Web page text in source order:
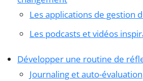
Les applications de gestion
Les podcasts et vidéos
Développer une routine de
Journaling et auto-évaluation